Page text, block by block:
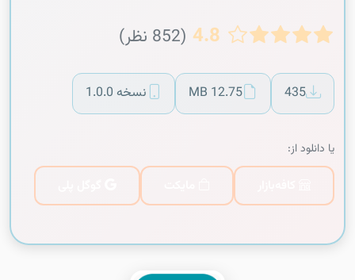
4.8 (852 نظر)
435
12.75 MB نسخه 1.0.0
یا دانلود از: